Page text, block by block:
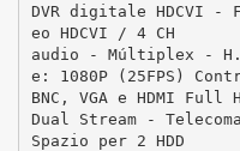
DVR digitale HDCVI -
eo HDCVI / 4 CH
audio - Múltiplex -
e: 1080P (25FPS)
BNC, VGA e HDMI Full
Dual Stream -
Spazio per 2 HDD